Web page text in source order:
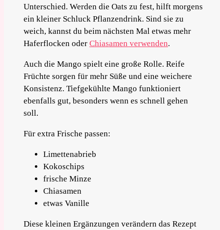
Unterschied. Werden die Oats zu fest, hilft morgens
ein kleiner Schluck Pflanzendrink. Sind sie zu
weich, kannst du beim nächsten Mal etwas mehr
Haferflocken oder Chiasamen verwenden.
Auch die Mango spielt eine große Rolle. Reife
Früchte sorgen für mehr Süße und eine weichere
Konsistenz. Tiefgekühlte Mango funktioniert
ebenfalls gut, besonders wenn es schnell gehen
soll.
Für extra Frische passen:
Limettenabrieb
Kokoschips
frische Minze
Chiasamen
etwas Vanille
Diese kleinen Ergänzungen verändern das Rezept